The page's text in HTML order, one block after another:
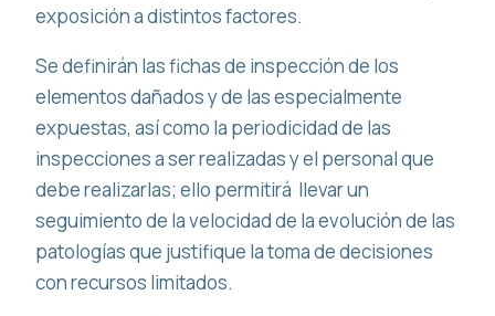
exposición a distintos factores.
Se definirán las fichas de inspección de los
elementos dañados y de las especialmente
expuestas, así como la periodicidad de las
inspecciones a ser realizadas y el personal que
debe realizarlas; ello permitirá llevar un
seguimiento de la velocidad de la evolución de las
patologías que justifique la toma de decisiones
con recursos limitados.